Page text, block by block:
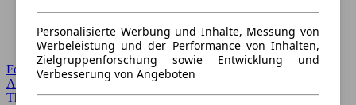
Forum Startseite
Alle Auto-Foren
Themen-Forum
Personalisierte Werbung und Inhalte, Messung von
Werbeleistung und der Performance von Inhalten,
Zielgruppenforschung sowie Entwicklung und
Verbesserung von Angeboten